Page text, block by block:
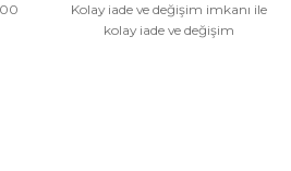
Kolay iade ve değişim imkanı ile
kolay iade ve değişim